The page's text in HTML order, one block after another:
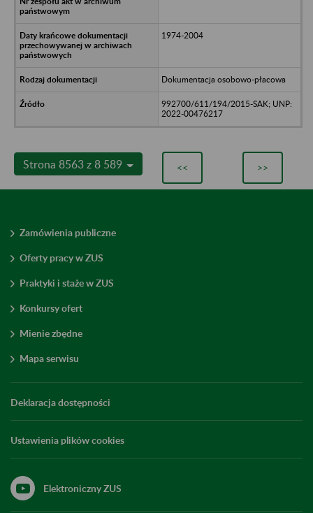
1974-2004
Dokumentacja osobowo-płacowa
992700/611/194/2015-SAK; UNP:
2022-00476217
Strona 8563 z 8 589 << >>
Zamówienia publiczne
Oferty pracy w ZUS
Praktyki i staże w ZUS
Konkursy ofert
Mienie zbędne
Mapa serwisu
Deklaracja dostępności
Ustawienia plików cookies
Elektroniczny ZUS